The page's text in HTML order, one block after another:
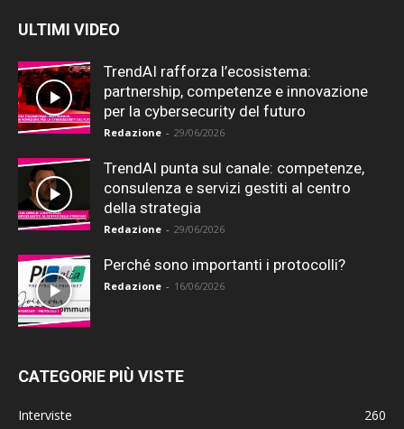
ULTIMI VIDEO
TrendAI rafforza l’ecosistema:
partnership, competenze e innovazione
per la cybersecurity del futuro
Redazione - 29/06/2026
TrendAI punta sul canale: competenze,
consulenza e servizi gestiti al centro
della strategia
Redazione - 29/06/2026
Perché sono importanti i protocolli?
Redazione - 16/06/2026
CATEGORIE PIÙ VISTE
Interviste
260